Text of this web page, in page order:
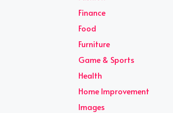
Finance
Food
Furniture
Game & Sports
Health
Home Improvement
Images